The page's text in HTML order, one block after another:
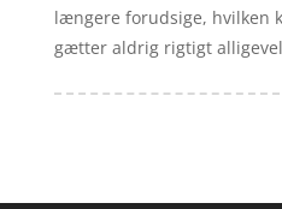
længere forudsige, hvilken
gætter aldrig rigtigt